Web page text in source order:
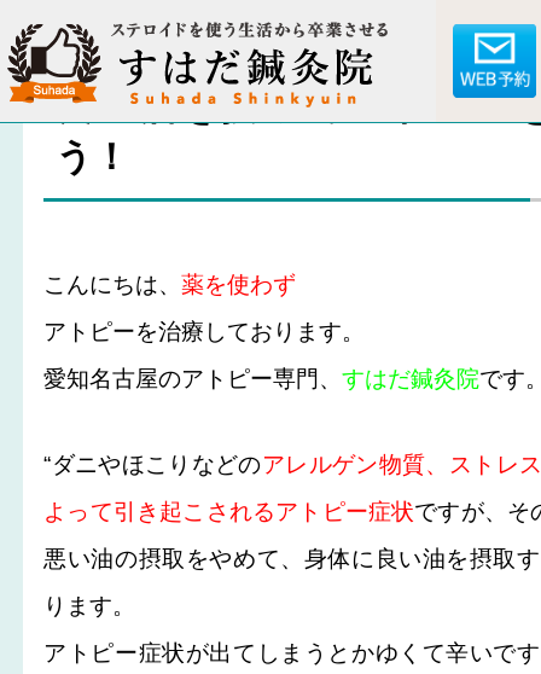
良い油を摂ってアトピー
う！
こんにちは、薬を使わず
アトピーを治療しております。
愛知名古屋のアトピー専門、すはだ鍼灸院です
“ダニやほこりなどのアレルゲン物質、ストレ
よって引き起こされるアトピー症状ですが、そ
悪い油の摂取をやめて、身体に良い油を摂取
ります。
アトピー症状が出てしまうとかゆくて辛いで